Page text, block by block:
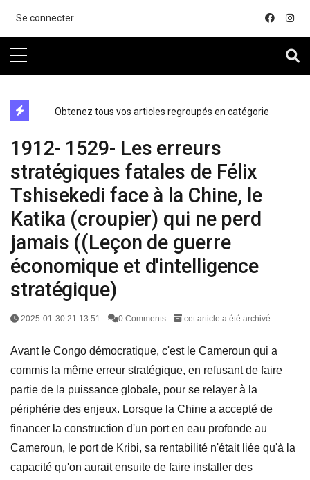
Se connecter
Obtenez tous vos articles regroupés en catégorie
1912- 1529- Les erreurs
stratégiques fatales de Félix
Tshisekedi face à la Chine, le
Katika (croupier) qui ne perd
jamais ((Leçon de guerre
économique et d'intelligence
stratégique)
2025-01-30 21:13:51 0 Comments cet article a été archivé
Avant le Congo démocratique, c'est le Cameroun qui a
commis la même erreur stratégique, en refusant de faire
partie de la puissance globale, pour se relayer à la
périphérie des enjeux. Lorsque la Chine a accepté de
financer la construction d'un port en eau profonde au
Cameroun, le port de Kribi, sa rentabilité n'était liée qu'à la
capacité qu'on aurait ensuite de faire installer des